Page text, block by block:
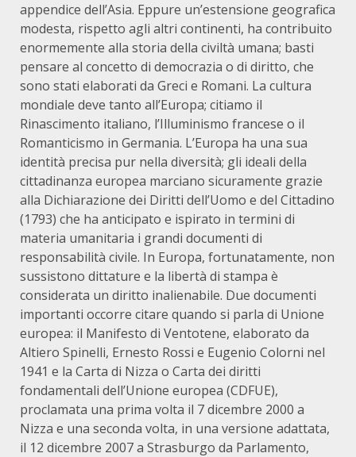
appendice dell’Asia. Eppure un’estensione geografica
modesta, rispetto agli altri continenti, ha contribuito
enormemente alla storia della civiltà umana; basti
pensare al concetto di democrazia o di diritto, che
sono stati elaborati da Greci e Romani. La cultura
mondiale deve tanto all’Europa; citiamo il
Rinascimento italiano, l’Illuminismo francese o il
Romanticismo in Germania. L’Europa ha una sua
identità precisa pur nella diversità; gli ideali della
cittadinanza europea marciano sicuramente grazie
alla Dichiarazione dei Diritti dell’Uomo e del Cittadino
(1793) che ha anticipato e ispirato in termini di
materia umanitaria i grandi documenti di
responsabilità civile. In Europa, fortunatamente, non
sussistono dittature e la libertà di stampa è
considerata un diritto inalienabile. Due documenti
importanti occorre citare quando si parla di Unione
europea: il Manifesto di Ventotene, elaborato da
Altiero Spinelli, Ernesto Rossi e Eugenio Colorni nel
1941 e la Carta di Nizza o Carta dei diritti
fondamentali dell’Unione europea (CDFUE),
proclamata una prima volta il 7 dicembre 2000 a
Nizza e una seconda volta, in una versione adattata,
il 12 dicembre 2007 a Strasburgo da Parlamento,